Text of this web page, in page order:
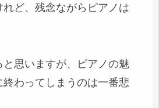
ど、残念ながらピアノは
と思いますが、ピアノの魅
わってしまうのは一番悲